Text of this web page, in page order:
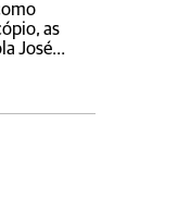
as
José